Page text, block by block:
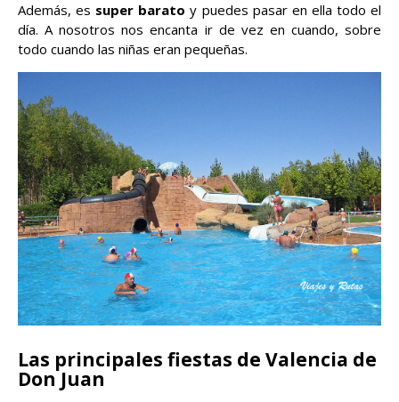
Además, es super barato y puedes pasar en ella todo el
día. A nosotros nos encanta ir de vez en cuando, sobre
todo cuando las niñas eran pequeñas.
Las principales fiestas de Valencia de
Don Juan